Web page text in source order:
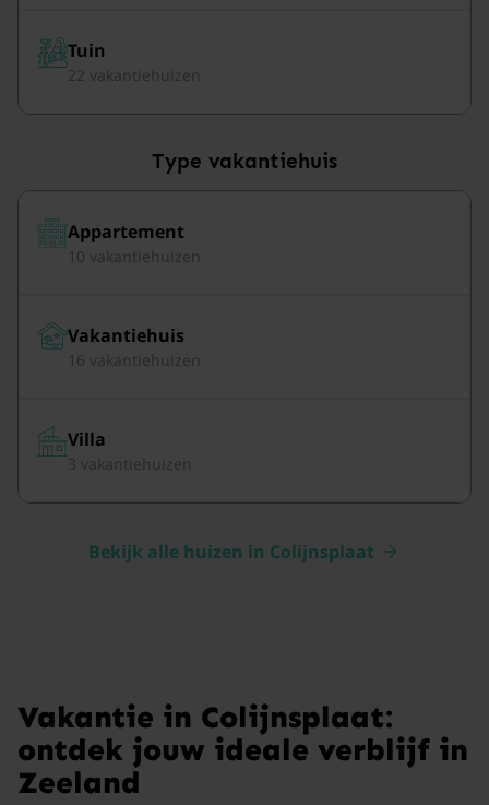
Tuin
22 vakantiehuizen
Type vakantiehuis
Appartement
10 vakantiehuizen
Vakantiehuis
16 vakantiehuizen
Villa
3 vakantiehuizen
Bekijk alle huizen in Colijnsplaat
Vakantie in Colijnsplaat:
ontdek jouw ideale verblijf in
Zeeland